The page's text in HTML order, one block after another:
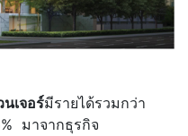
นเจอร์มีรายได้รวมกว่า
มาจากธุรกิจ